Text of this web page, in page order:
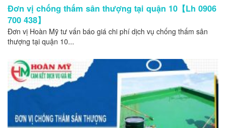
Đơn vị chống thấm sân thượng tại quận 10【Lh 0906
700 438】
Đơn vị Hoàn Mỹ tư vấn báo giá chi phí dịch vụ chống thấm sân
thượng tại quận 10...